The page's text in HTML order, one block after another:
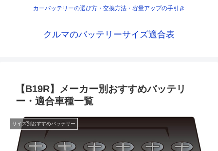
カーバッテリーの選び方・交換方法・容量アップの手引き
クルマのバッテリーサイズ適合表
【B19R】メーカー別おすすめバッテリ
ー・適合車種一覧
サイズ別おすすめバッテリー